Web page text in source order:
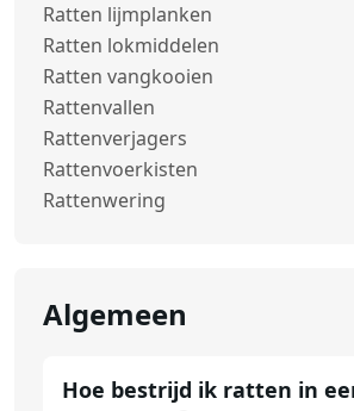
Ratten lijmplanken
Ratten lokmiddelen
Ratten vangkooien
Rattenvallen
Rattenverjagers
Rattenvoerkisten
Rattenwering
Algemeen
Hoe bestrijd ik ratten in